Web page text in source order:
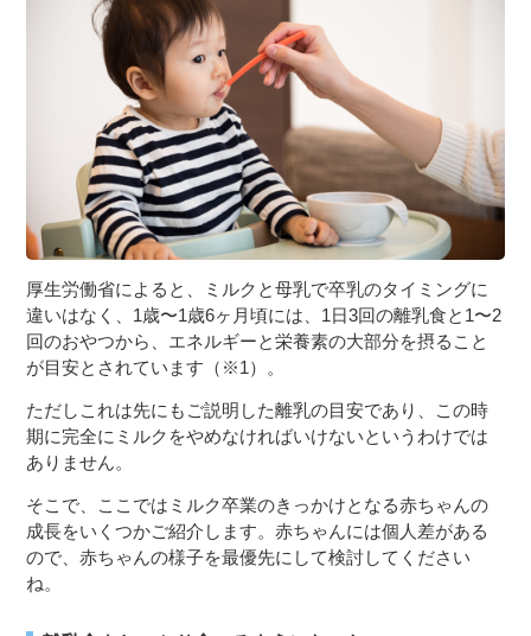
厚生労働省によると、ミルクと母乳で卒乳のタイミングに
違いはなく、1歳〜1歳6ヶ月頃には、1日3回の離乳食と1〜2
回のおやつから、エネルギーと栄養素の大部分を摂ること
が目安とされています（※1）。
ただしこれは先にもご説明した離乳の目安であり、この時
期に完全にミルクをやめなければいけないというわけでは
ありません。
そこで、ここではミルク卒業のきっかけとなる赤ちゃんの
成長をいくつかご紹介します。赤ちゃんには個人差がある
ので、赤ちゃんの様子を最優先にして検討してください
ね。